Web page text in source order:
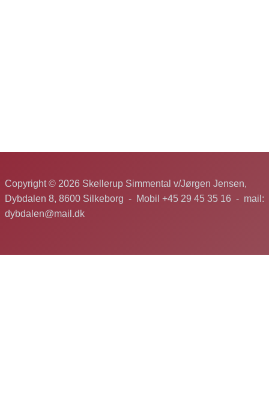
Copyright © 2026 Skellerup Simmental v/Jørgen Jensen,
Dybdalen 8, 8600 Silkeborg - Mobil +45 29 45 35 16 - mail:
dybdalen@mail.dk